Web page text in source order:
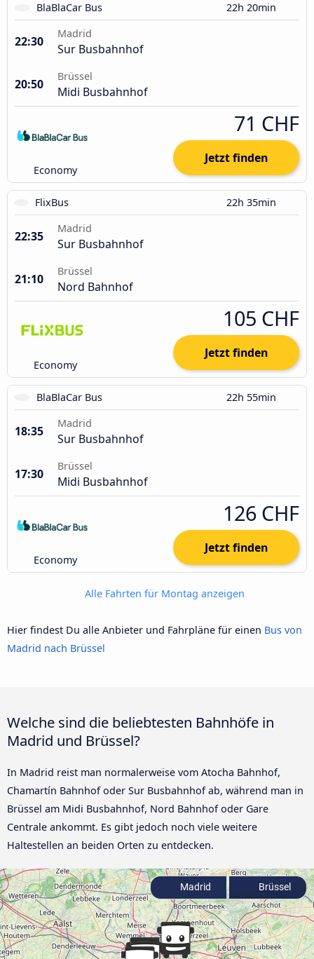
BlaBlaCar Bus 22h 20min
22:30
Madrid
Sur Busbahnhof
20:50
Brüssel
Midi Busbahnhof
Economy
71 CHF
Jetzt finden
FlixBus 22h 35min
22:35
Madrid
Sur Busbahnhof
21:10
Brüssel
Nord Bahnhof
Economy
105 CHF
Jetzt finden
BlaBlaCar Bus 22h 55min
18:35
Madrid
Sur Busbahnhof
17:30
Brüssel
Midi Busbahnhof
Economy
126 CHF
Jetzt finden
Alle Fahrten für Montag anzeigen
Hier findest Du alle Anbieter und Fahrpläne für einen Bus von
Madrid nach Brüssel
Welche sind die beliebtesten Bahnhöfe in
Madrid und Brüssel?
In Madrid reist man normalerweise vom Atocha Bahnhof,
Chamartín Bahnhof oder Sur Busbahnhof ab, während man in
Brüssel am Midi Busbahnhof, Nord Bahnhof oder Gare
Centrale ankommt. Es gibt jedoch noch viele weitere
Haltestellen an beiden Orten zu entdecken.
Madrid Brüssel